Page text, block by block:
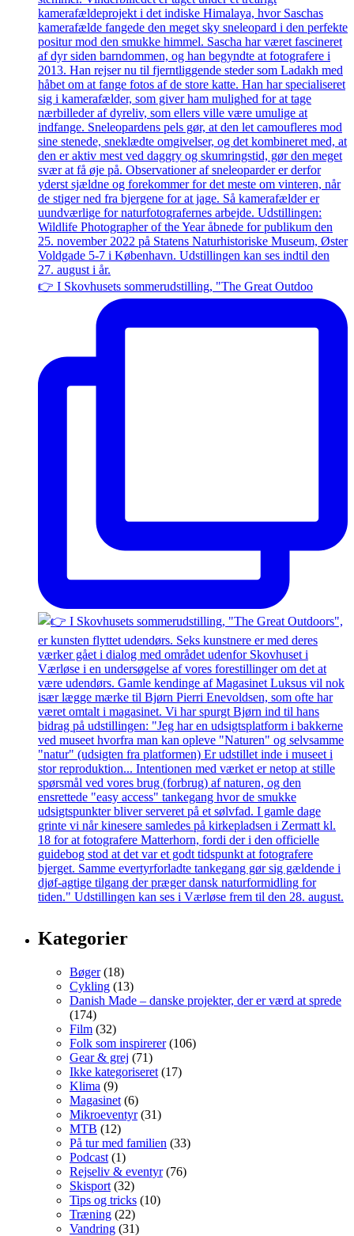
👉 I Skovhusets sommerudstilling, "The Great Outdoo
Kategorier
Bøger(18)
Cykling (13)
Danish Made – danske projekter, der er værd at sprede
(174)
Film (32)
Folk som inspirerer(106)
Gear & grej (71)
Ikke kategoriseret (17)
Klima (9)
Magasinet (6)
Mikroeventyr(31)
MTB (12)
På tur med familien (33)
Podcast (1)
Rejseliv & eventyr(76)
Skisport (32)
Tips og tricks (10)
Træning (22)
Vandring (31)